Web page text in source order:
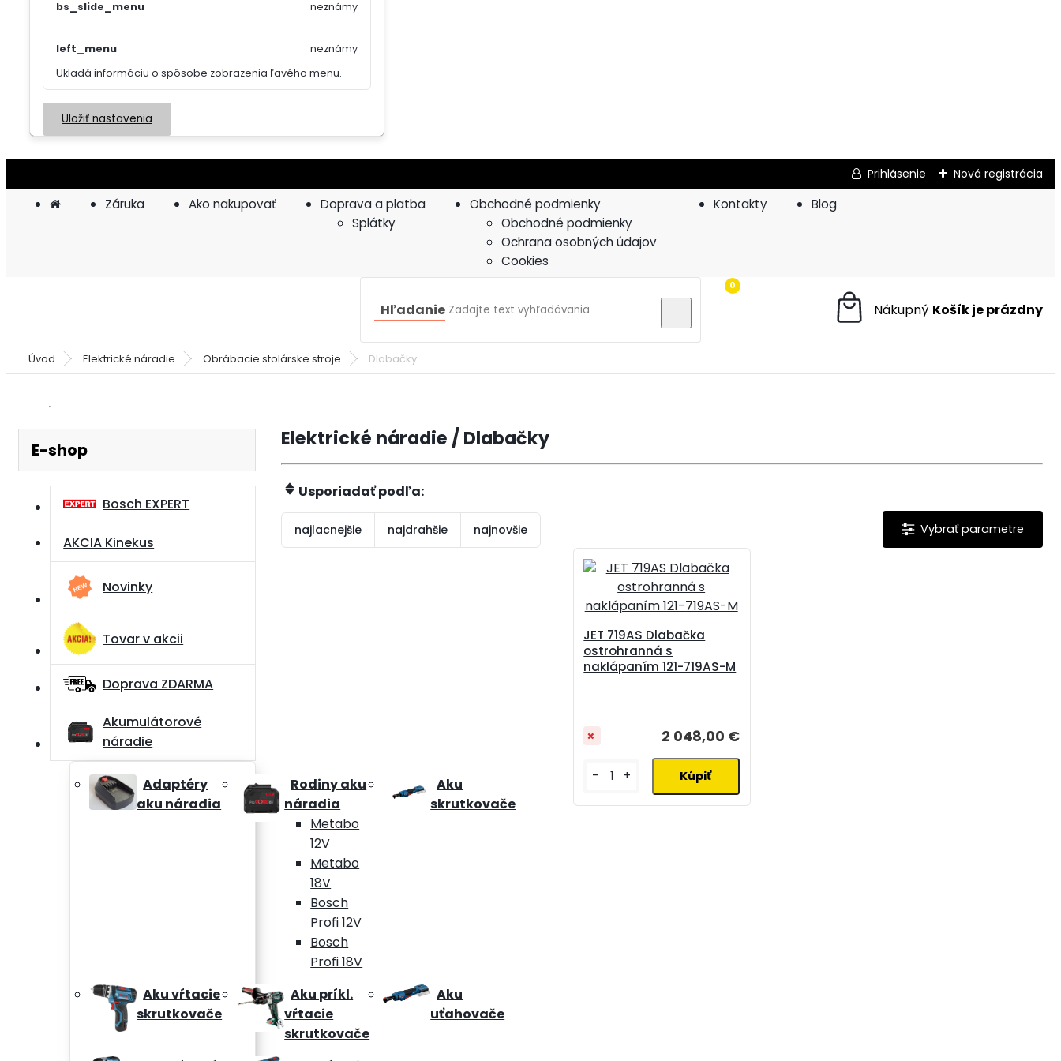
bs_slide_menu neznámy
left_menu
Ukladá informáciu o spôsobe zobrazenia ľavého menu.
neznámy
Uložiť nastavenia
Prihlásenie Nová registrácia
Záruka Ako nakupovať
Doprava a platba
Splátky
Obchodné podmienky
Obchodné podmienky
Ochrana osobných údajov
Cookies
Kontakty Blog
Hľadanie
0
Úvod Elektrické náradie Obrábacie stolárske stroje Dlabačky
E-shop
Bosch EXPERT
AKCIA Kinekus
Novinky
Tovar v akcii
Doprava ZDARMA
Akumulátorové
náradie
Adaptéry
aku náradia
Rodiny aku
náradia
Metabo
12V
Metabo
18V
Bosch
Profi 12V
Bosch
Profi 18V
Aku
skrutkovače
Aku vŕtacie
skrutkovače
Aku príkl.
vŕtacie
skrutkovače
Aku
uťahovače
Elektrické náradie / Dlabačky
Usporiadať podľa:
najlacnejšie najdrahšie najnovšie
JET 719AS Dlabačka
ostrohranná s
naklápaním 121-719AS-M
2 048,00 €
- +